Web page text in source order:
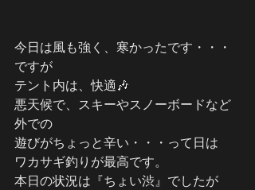
今日は風も強く、寒かったです・・・
ですが
テント内は、快適🎶
悪天候で、スキーやスノーボードなど
外での
遊びがちょっと辛い・・・って日は
ワカサギ釣りが最高です。
本日の状況は『ちょい渋』でしたが